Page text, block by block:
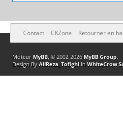
Contact CKZone Retourner en
Moteur MyBB, © 2002-2026 MyBB Group.
Design By AliReza_TofighiIn WhiteCrow